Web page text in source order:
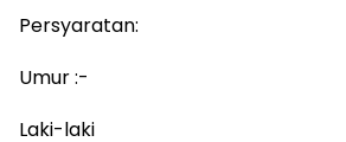
Persyaratan:
Umur :-
Laki-laki